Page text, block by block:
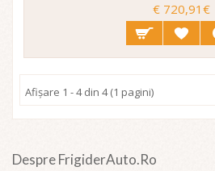
€ 720,91€
Afişare 1 - 4 din 4 (1 pagini)
Despre FrigiderAuto.ro